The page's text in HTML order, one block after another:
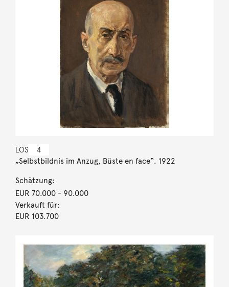
LOS 4
„Selbstbildnis im Anzug, Büste en face“. 1922
Schätzung:
EUR 70.000- 90.000
Verkauft für:
EUR 103.700